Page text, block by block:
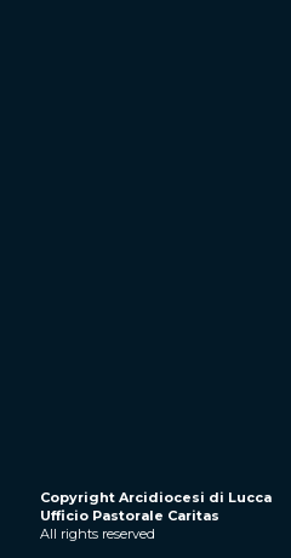
Copyright Arcidiocesi di Lucca
Ufficio Pastorale Caritas
All rights reserved